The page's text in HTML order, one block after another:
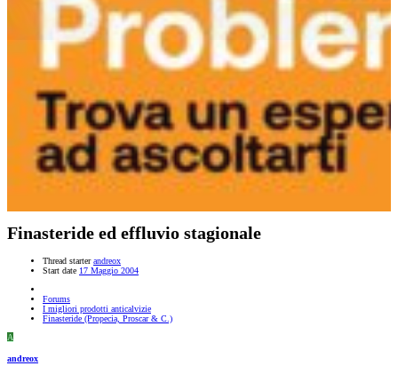
Finasteride ed effluvio stagionale
Thread starter andreox
Start date 17 Maggio 2004
Forums
I migliori prodotti anticalvizie
Finasteride (Propecia, Proscar & C.)
A
andreox